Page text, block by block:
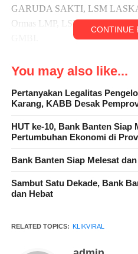
GARUDA SAKTI, LSM
Ormas LMP, LSM GTR
Ketua LSM Alianasi Indonesia
Firmansyah mengaku prihatin
tersebut akibat lemahnya
Dinas selaku pimpinan di Dinas
dia dugaan adanya kesengajaan
daerah.
delapan Lembaga Bersatu di
CONTINUE
You may also like...
Pertanyakan Legalitas
Karang, KABB Desak
HUT ke-10, Bank Banten Siap
Pertumbuhan Ekonomi di
Bank Banten Siap Melesat
Sambut Satu Dekade, Bank
dan Hebat
RELATED TOPICS: KLIKVIRAL